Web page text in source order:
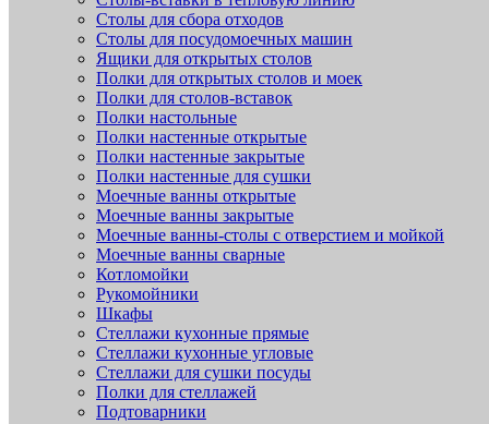
Столы для сбора отходов
Столы для посудомоечных машин
Ящики для открытых столов
Полки для открытых столов и моек
Полки для столов-вставок
Полки настольные
Полки настенные открытые
Полки настенные закрытые
Полки настенные для сушки
Моечные ванны открытые
Моечные ванны закрытые
Моечные ванны-столы с отверстием и мойкой
Моечные ванны сварные
Котломойки
Рукомойники
Шкафы
Стеллажи кухонные прямые
Стеллажи кухонные угловые
Стеллажи для сушки посуды
Полки для стеллажей
Подтоварники